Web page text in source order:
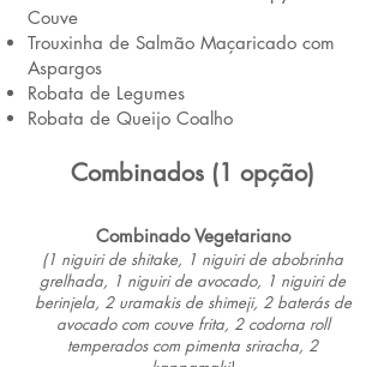
Couve
Trouxinha de Salmão Maçaricado com
Aspargos
Robata de Legumes
Robata de Queijo Coalho
Combinados (1 opção)
Combinado ​Vegetariano
(1 niguiri de shitake, 1 niguiri de abobrinha
grelhada, 1 niguiri de avocado, 1 niguiri de
berinjela, 2 uramakis de shimeji, 2 baterás de
avocado com couve frita, 2 codorna roll
temperados com pimenta sriracha, 2